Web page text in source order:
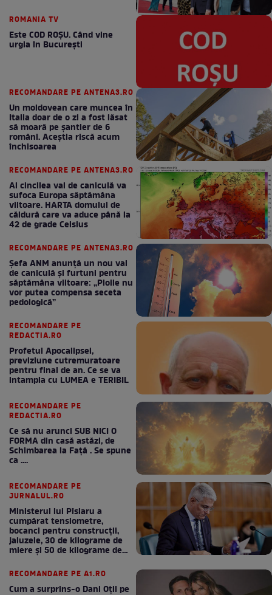
ROMANIA TV
Este COD ROŞU. Când vine
urgia în Bucureşti
RECOMANDARE PE ANTENA3.RO
Un moldovean care muncea în
Italia doar de o zi a fost lăsat
să moară pe şantier de 6
români. Aceștia riscă acum
închisoarea
RECOMANDARE PE ANTENA3.RO
Al cincilea val de caniculă va
sufoca Europa săptămâna
viitoare. HARTA domului de
căldură care va aduce până la
42 de grade Celsius
RECOMANDARE PE ANTENA3.RO
Șefa ANM anunță un nou val
de caniculă și furtuni pentru
săptămâna viitoare: „Ploile nu
vor putea compensa seceta
pedologică”
RECOMANDARE PE
REDACTIA.RO
Profetul Apocalipsei,
previziune cutremuratoare
pentru final de an. Ce se va
intampla cu LUMEA e TERIBIL
RECOMANDARE PE
REDACTIA.RO
Ce să nu arunci SUB NICI O
FORMA din casă astăzi, de
Schimbarea la Față . Se spune
ca ....
RECOMANDARE PE
JURNALUL.RO
Ministerul lui Pîslaru a
cumpărat tensiometre,
bocanci pentru construcții,
jaluzele, 30 de kilograme de
miere și 50 de kilograme de
RECOMANDARE PE A1.RO
Cum a surprins-o Dani Oțil pe